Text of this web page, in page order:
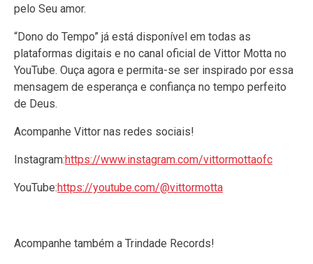
pelo Seu amor.
“Dono do Tempo” já está disponível em todas as
plataformas digitais e no canal oficial de Vittor Motta no
YouTube. Ouça agora e permita-se ser inspirado por essa
mensagem de esperança e confiança no tempo perfeito
de Deus.
Acompanhe Vittor nas redes sociais!
Instagram:https://www.instagram.com/vittormottaofc
YouTube:https://youtube.com/@vittormotta
Acompanhe também a Trindade Records!